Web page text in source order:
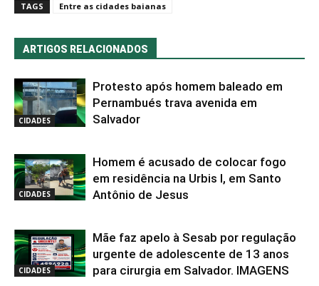
TAGS Entre as cidades baianas
ARTIGOS RELACIONADOS
CIDADES
Protesto após homem baleado em
Pernambués trava avenida em
Salvador
CIDADES
Homem é acusado de colocar fogo
em residência na Urbis I, em Santo
Antônio de Jesus
CIDADES
Mãe faz apelo à Sesab por regulação
urgente de adolescente de 13 anos
para cirurgia em Salvador. IMAGENS